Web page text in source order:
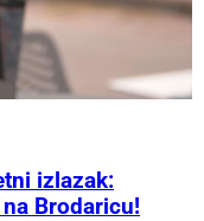
izlazak:
Brodaricu!